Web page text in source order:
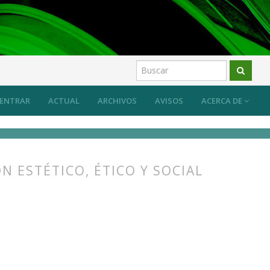
ACTUAL ARCHIVOS AVISOS ACERCA DE
ENTRAR
ESTÉTICO, ÉTICO Y SOCIAL